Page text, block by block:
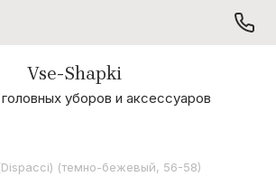
Vse-Shapki
уборов и аксессуаров
(темно-бежевый, 56-58)